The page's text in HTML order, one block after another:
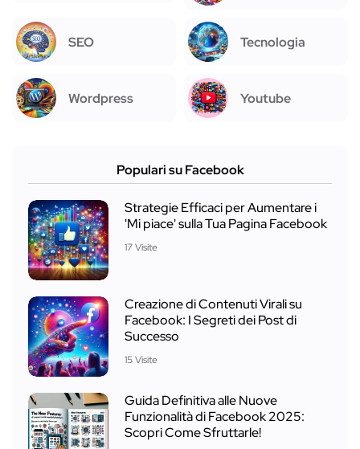
SEO Tecnologia
Wordpress Youtube
Populari su Facebook
Strategie Efficaci per Aumentare i
'Mi piace' sulla Tua Pagina Facebook
17 Visite
Creazione di Contenuti Virali su
Facebook: I Segreti dei Post di
Successo
15 Visite
Guida Definitiva alle Nuove
Funzionalità di Facebook 2025:
Scopri Come Sfruttarle!